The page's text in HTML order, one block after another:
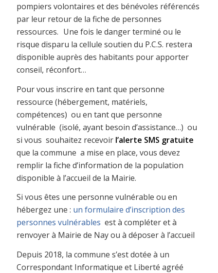
pompiers volontaires et des bénévoles référencés
par leur retour de la fiche de personnes
ressources. Une fois le danger terminé ou le
risque disparu la cellule soutien du P.C.S. restera
disponible auprès des habitants pour apporter
conseil, réconfort…
Pour vous inscrire en tant que personne
ressource (hébergement, matériels,
compétences) ou en tant que personne
vulnérable (isolé, ayant besoin d’assistance…) ou
si vous souhaitez recevoir l’alerte SMS gratuite
que la commune a mise en place, vous devez
remplir la fiche d’information de la population
disponible à l’accueil de la Mairie.
Si vous êtes une personne vulnérable ou en
hébergez une : un formulaire d’inscription des
personnes vulnérables est à compléter et à
renvoyer à Mairie de Nay ou à déposer à l’accueil
Depuis 2018, la commune s’est dotée à un
Correspondant Informatique et Liberté agréé